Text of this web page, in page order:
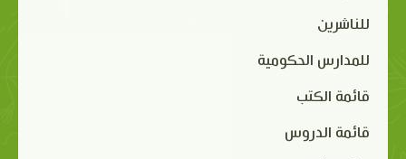
للناشرين
للمدارس الحكومية
قائمة الكتب
قائمة الدروس